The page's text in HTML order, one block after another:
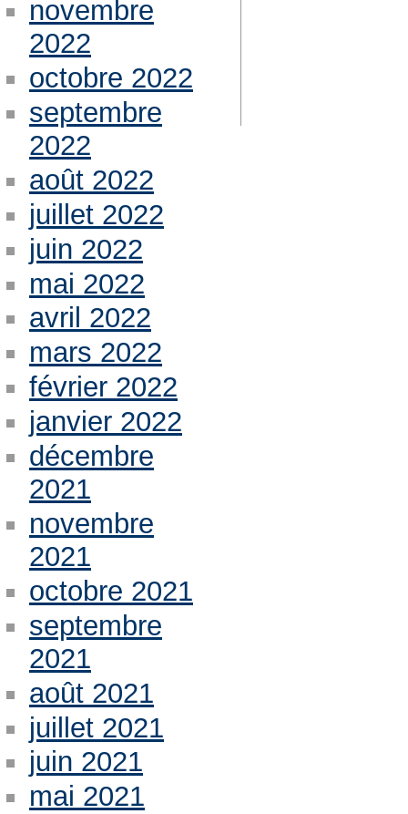
novembre
2022
octobre 2022
septembre
2022
août 2022
juillet 2022
juin 2022
mai 2022
avril 2022
mars 2022
février 2022
janvier 2022
décembre
2021
novembre
2021
octobre 2021
septembre
2021
août 2021
juillet 2021
juin 2021
mai 2021